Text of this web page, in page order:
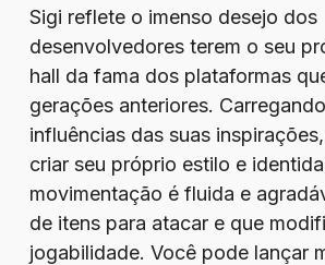
Sigi reflete o imenso desejo dos
desenvolvedores terem o seu
hall da fama dos plataformas
gerações anteriores.
influências das suas
criar seu próprio estilo e
movimentação é fluida e
de itens para atacar e que
jogabilidade. Você pode lançar